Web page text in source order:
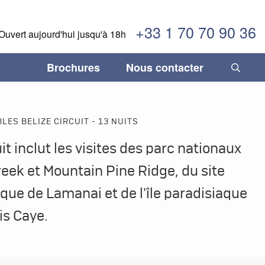
aujourd'hui jusqu'à 18h +33 1 70 70 90 36
Paraguay
Salvador
Uruguay
Paraguay
Salvador
Uruguay
Séjours gastronomiques
Tourisme durable
Trains légendaires
Vacances en famille
Fléxibilité, sécurité & confiance
Comment réserver son voyage
Termes & Conditions
Brochures Nous contacter
BELIZE CIRCUIT - 13 NUITS
inclut les visites des parc nationaux
et Mountain Pine Ridge, du site
de Lamanai et de l'île paradisiaque
Caye.